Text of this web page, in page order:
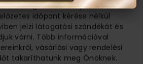
szükség. Üzletünk nyitva tartási
időpont kérése nélkül
jelzi látogatási szándékát és
várni. Több információval
vásárlási vagy rendelési
takaríthatunk meg Önöknek.